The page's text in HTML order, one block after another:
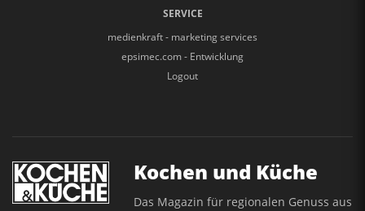
SERVICE
medienkraft - marketing services
epsimec.com - Entwicklung
Logout
Kochen und Küche
Das Magazin für regionalen Genuss aus